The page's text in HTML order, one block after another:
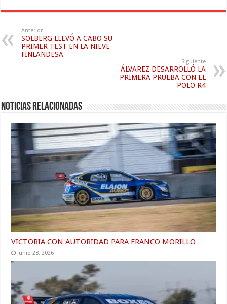
Anterior
SOLBERG LLEVÓ A CABO SU
PRIMER TEST EN LA NIEVE
FINLANDESA
Siguiente
ÁLVAREZ DESARROLLÓ LA
PRIMERA PRUEBA CON EL
POLO R4
Noticias relacionadas
VICTORIA CON AUTORIDAD PARA FRANCO MORILLO
junio 28, 2026